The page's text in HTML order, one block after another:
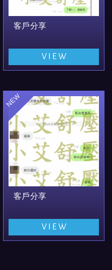
客戶分享
VIEW
客戶分享
VIEW